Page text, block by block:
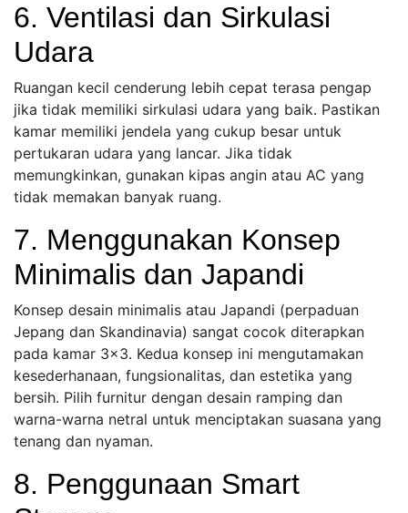
6. Ventilasi dan Sirkulasi
Udara
Ruangan kecil cenderung lebih cepat terasa pengap
jika tidak memiliki sirkulasi udara yang baik. Pastikan
kamar memiliki jendela yang cukup besar untuk
pertukaran udara yang lancar. Jika tidak
memungkinkan, gunakan kipas angin atau AC yang
tidak memakan banyak ruang.
7. Menggunakan Konsep
Minimalis dan Japandi
Konsep desain minimalis atau Japandi (perpaduan
Jepang dan Skandinavia) sangat cocok diterapkan
pada kamar 3×3. Kedua konsep ini mengutamakan
kesederhanaan, fungsionalitas, dan estetika yang
bersih. Pilih furnitur dengan desain ramping dan
warna-warna netral untuk menciptakan suasana yang
tenang dan nyaman.
8. Penggunaan Smart